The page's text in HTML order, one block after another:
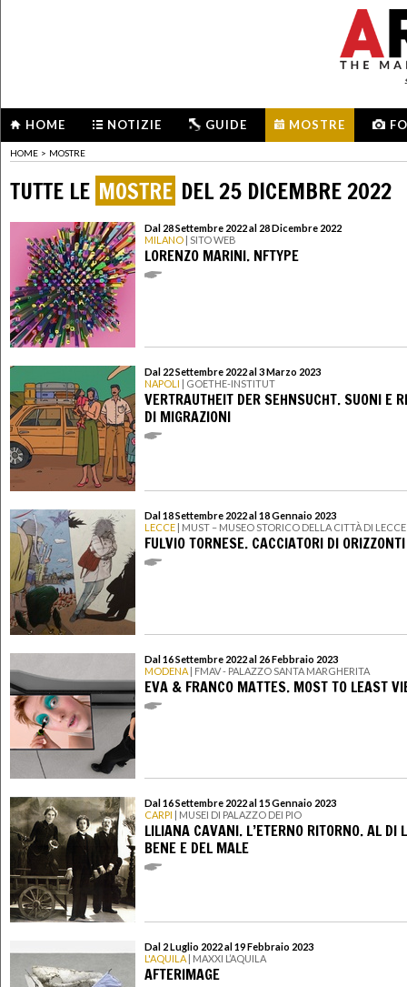
HOME NOTIZIE GUIDE MOSTRE
HOME > MOSTRE
TUTTE LE MOSTRE DEL 25 DICEMBRE 2022
Dal 28 Settembre 2022 al 28 Dicembre 2022
MILANO | SITO WEB
LORENZO MARINI. NFTYPE
Dal 22 Settembre 2022 al 3 Marzo 2023
NAPOLI | GOETHE-INSTITUT
VERTRAUTHEIT DER SEHNSUCHT. SUONI E
DI MIGRAZIONI
Dal 18 Settembre 2022 al 18 Gennaio 2023
LECCE | MUST – MUSEO STORICO DELLA CITTÀ DI LECCE
FULVIO TORNESE. CACCIATORI DI ORIZZONTI
Dal 16 Settembre 2022 al 26 Febbraio 2023
MODENA | FMAV - PALAZZO SANTA MARGHERITA
EVA & FRANCO MATTES. MOST TO LEAST
Dal 16 Settembre 2022 al 15 Gennaio 2023
CARPI | MUSEI DI PALAZZO DEI PIO
LILIANA CAVANI. L’ETERNO RITORNO. AL DI
BENE E DEL MALE
Dal 2 Luglio 2022 al 19 Febbraio 2023
L'AQUILA | MAXXI L’AQUILA
AFTERIMAGE